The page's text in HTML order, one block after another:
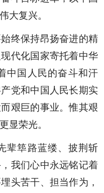
大复兴。
保持昂扬奋进的精
代化国家寄托着中华
中国人民的奋斗和汗
党和中国人民长期实
艰巨的事业。惟其艰
显荣光。
筚路蓝缕、披荆斩
我们心中永远铭记着
头苦干、担当作为，